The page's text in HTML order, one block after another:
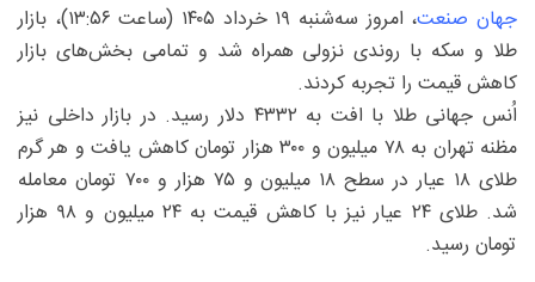
جهان صنعت
، امروز سه‌شنبه ۱۹ خرداد ۱۴۰۵ (ساعت ۱۳:۵۶)، بازار
طلا و سکه با روندی نزولی همراه شد و تمامی بخش‌های بازار
کاهش قیمت را تجربه کردند.
اُنس جهانی طلا با افت به ۴۳۳۲ دلار رسید. در بازار داخلی نیز
مظنه تهران به ۷۸ میلیون و ۳۰۰ هزار تومان کاهش یافت و هر گرم
طلای ۱۸ عیار در سطح ۱۸ میلیون و ۷۵ هزار و ۷۰۰ تومان معامله
شد. طلای ۲۴ عیار نیز با کاهش قیمت به ۲۴ میلیون و ۹۸ هزار
تومان رسید.